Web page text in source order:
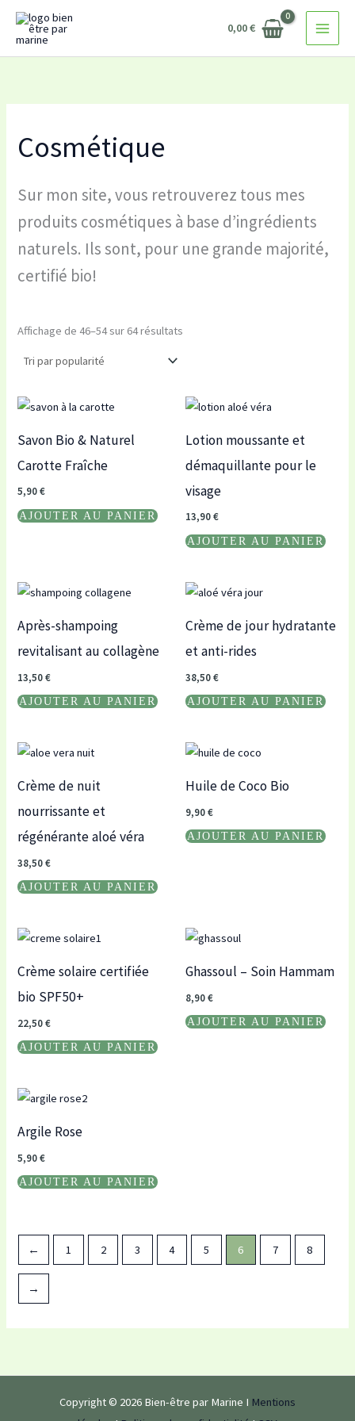
Aller
0,00€
Cosmétique
Sur mon site, vous retrouverez tous mes
produits cosmétiques à base d’ingrédients
naturels. Ils sont, pour une grande majorité,
certifié bio!
Affichage de 46–54 sur 64 résultats
popularité
Savon Bio & Naturel
Carotte Fraîche
5,90€
AJOUTER AU PANIER
Lotion moussante et
démaquillante pour le
visage
13,90€
AJOUTER AU PANIER
Après-shampoing
revitalisant au collagène
13,50€
AJOUTER AU PANIER
Crème de jour hydratante
et anti-rides
38,50€
AJOUTER AU PANIER
Crème de nuit
nourrissante et
régénérante aloé véra
38,50€
AJOUTER AU PANIER
Huile de Coco Bio
9,90€
AJOUTER AU PANIER
Crème solaire certifiée
bio SPF50+
22,50€
AJOUTER AU PANIER
Ghassoul – Soin Hammam
8,90€
AJOUTER AU PANIER
Argile Rose
5,90€
AJOUTER AU PANIER
← 1 2 3 4 5 6 7 8
→
Copyright © 2026 Bien-être par Marine I Mentions